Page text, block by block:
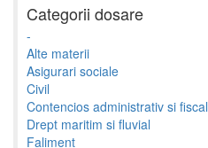
Categorii dosare
-
Alte materii
Asigurari sociale
Civil
Contencios administrativ si fiscal
Drept maritim si fluvial
Faliment